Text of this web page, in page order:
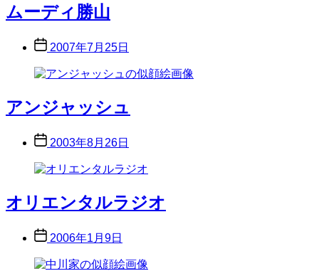
ムーディ勝山
Post
date
2007年7月25日
アンジャッシュ
Post
date
2003年8月26日
オリエンタルラジオ
Post
date
2006年1月9日